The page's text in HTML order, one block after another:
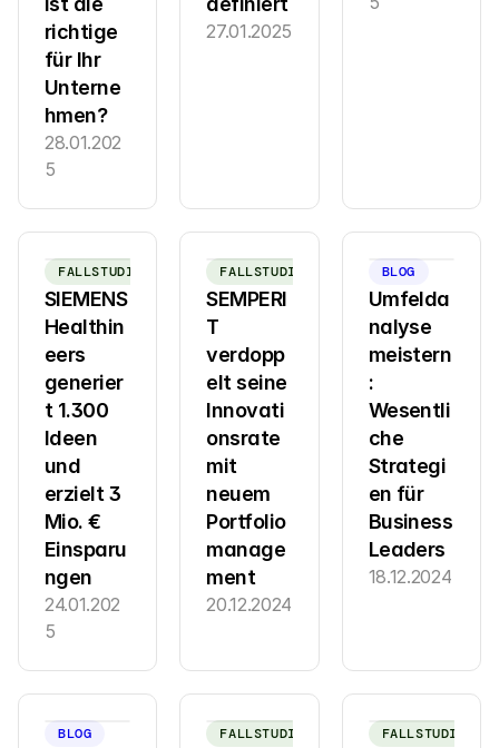
richtige
für Ihr
Unterne
hmen?
28.01.202
5
27.01.2025
FALLSTUDIE
SIEMENS
Healthin
eers
generier
t 1.300
Ideen
und
erzielt 3
Mio. €
Einsparu
ngen
24.01.202
5
FALLSTUDIE
SEMPERI
T
verdopp
elt seine
Innovati
onsrate
mit
neuem
Portfolio
manage
ment
20.12.2024
BLOG
Umfelda
nalyse
meistern
:
Wesentli
che
Strategi
en für
Business
Leaders
18.12.2024
BLOG FALLSTUDIE FALLSTUDIE